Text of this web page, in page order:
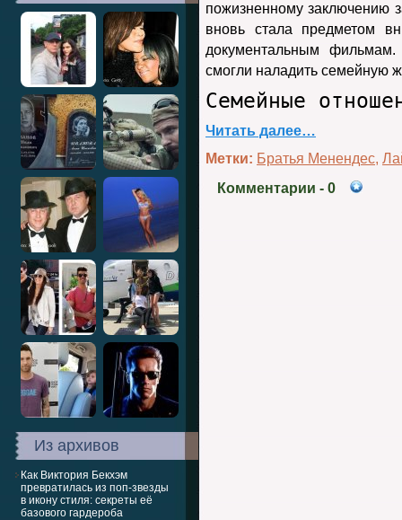
Из архивов
Как Виктория Бекхэм
превратилась из поп-звезды
в икону стиля: секреты её
базового гардероба
пожизненному заключению
вновь стала предметом
документальным
смогли наладить семейную
Семейные
Читать далее…
Метки: Братья Менендес,
Комментарии - 0